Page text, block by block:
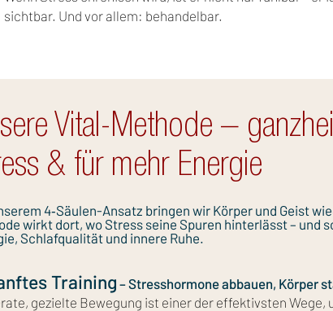
sichtbar. Und vor allem: behandelbar.
Vital-Methode –
& für mehr Energie
4‑Säulen-Ansatz bringen wir Körper und Geist
wirkt dort, wo Stress seine Spuren hinterlässt – und
Schlafqualität und innere Ruhe.
Training – Stresshormone abbauen, Körper
gezielte Bewegung ist einer der effektivsten Wege,